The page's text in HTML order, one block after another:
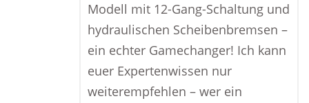
Modell mit 12-Gang-Schaltung und
hydraulischen Scheibenbremsen –
ein echter Gamechanger! Ich kann
euer Expertenwissen nur
weiterempfehlen – wer ein